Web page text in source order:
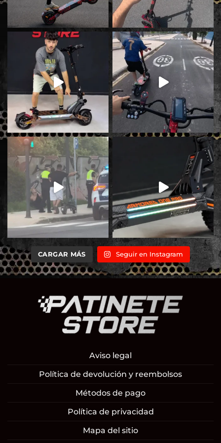
CARGAR MÁS Seguir en Instagram
Aviso legal
Política de devolución y reembolsos
Métodos de pago
Política de privacidad
Mapa del sitio